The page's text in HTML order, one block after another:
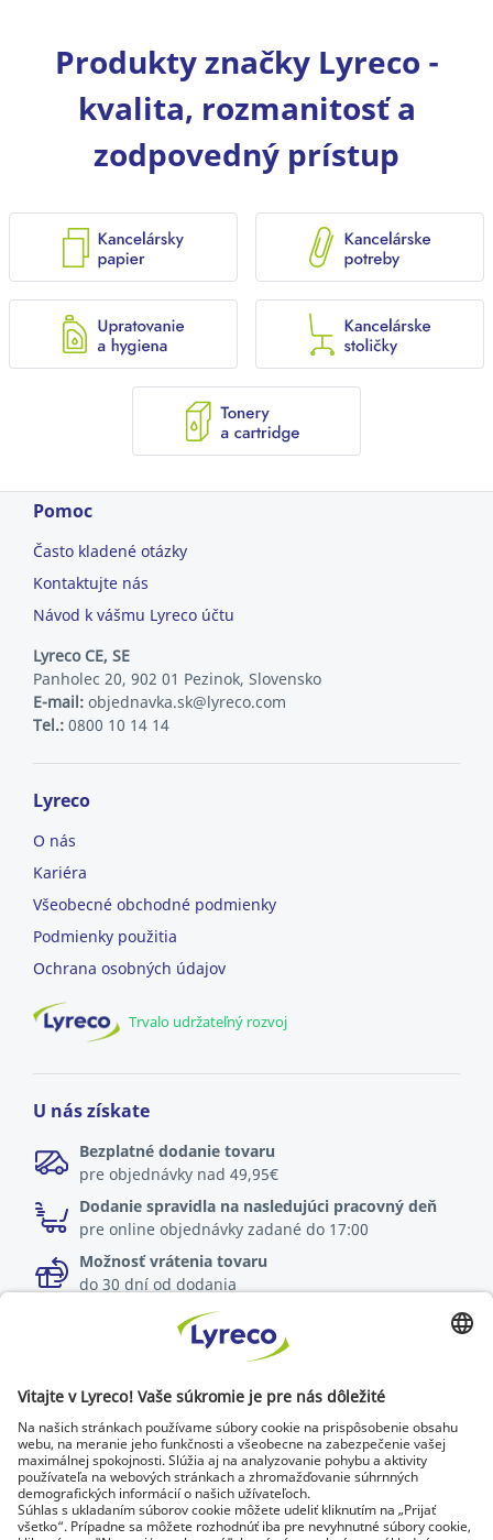
Produkty značky Lyreco -
kvalita, rozmanitosť a
zodpovedný prístup
Pomoc
Často kladené otázky
Kontaktujte nás
Návod k vášmu Lyreco účtu
Lyreco CE, SE
Panholec 20, 902 01 Pezinok, Slovensko
E-mail: objednavka.sk@lyreco.com
Tel.: 0800 10 14 14
Lyreco
O nás
Kariéra
Všeobecné obchodné podmienky
Podmienky použitia
Ochrana osobných údajov
Trvalo udržateľný rozvoj
U nás získate
Bezplatné dodanie tovaru
pre objednávky nad 49,95€
Dodanie spravidla na nasledujúci pracovný deň
pre online objednávky zadané do 17:00
Možnosť vrátenia tovaru
do 30 dní od dodania
Špecialista na každé pracovisko
Najnovšie správy a rady od odborníkov
Objavte Lyreco riešenia pre ekologickejšie pracoviská
© Lyreco 2026 | Dodávame výhradne firmám a